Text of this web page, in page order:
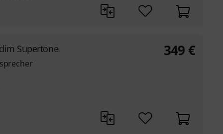
Supertone 349 €